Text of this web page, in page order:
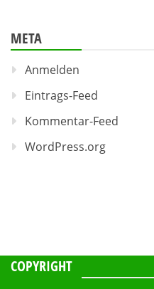
META
Anmelden
Eintrags-Feed
Kommentar-Feed
WordPress.org
COPYRIGHT